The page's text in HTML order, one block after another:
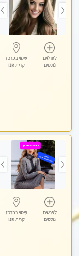
לפרטים
נוספים
עיסוי במרכז
קרית אונו
לפרטים
נוספים
עיסוי במרכז
קרית אונו